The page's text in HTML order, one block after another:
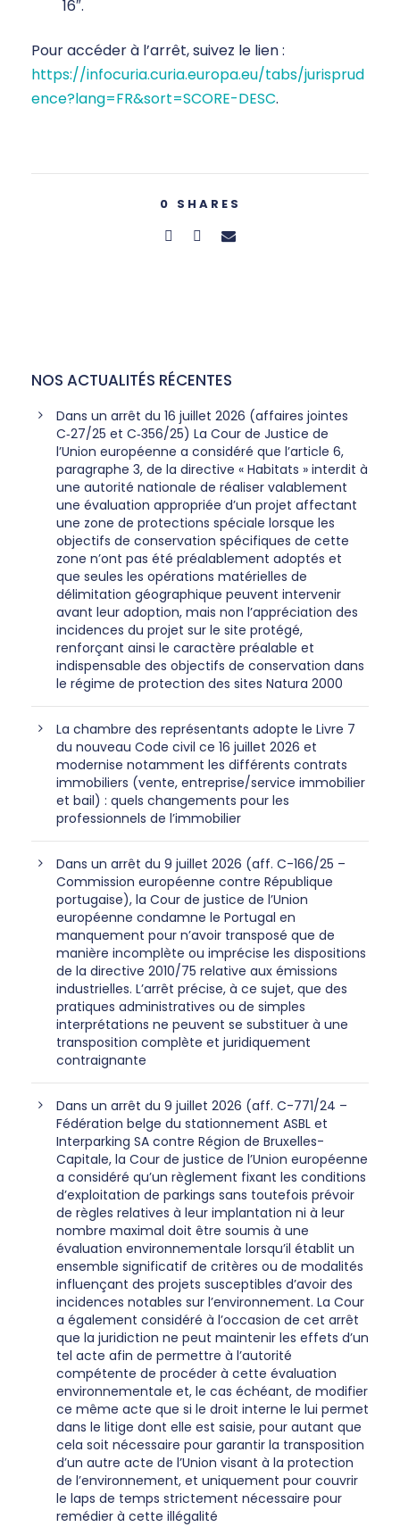
16″.
Pour accéder à l’arrêt, suivez le lien :
https://infocuria.curia.europa.eu/tabs/jurisprud
ence?lang=FR&sort=SCORE-DESC.
0 SHARES
NOS ACTUALITÉS RÉCENTES
Dans un arrêt du 16 juillet 2026 (affaires jointes
C‑27/25 et C‑356/25) La Cour de Justice de
l’Union européenne a considéré que l’article 6,
paragraphe 3, de la directive « Habitats » interdit à
une autorité nationale de réaliser valablement
une évaluation appropriée d’un projet affectant
une zone de protections spéciale lorsque les
objectifs de conservation spécifiques de cette
zone n’ont pas été préalablement adoptés et
que seules les opérations matérielles de
délimitation géographique peuvent intervenir
avant leur adoption, mais non l’appréciation des
incidences du projet sur le site protégé,
renforçant ainsi le caractère préalable et
indispensable des objectifs de conservation dans
le régime de protection des sites Natura 2000
La chambre des représentants adopte le Livre 7
du nouveau Code civil ce 16 juillet 2026 et
modernise notamment les différents contrats
immobiliers (vente, entreprise/service immobilier
et bail) : quels changements pour les
professionnels de l’immobilier
Dans un arrêt du 9 juillet 2026 (aff. C-166/25 –
Commission européenne contre République
portugaise), la Cour de justice de l’Union
européenne condamne le Portugal en
manquement pour n’avoir transposé que de
manière incomplète ou imprécise les dispositions
de la directive 2010/75 relative aux émissions
industrielles. L’arrêt précise, à ce sujet, que des
pratiques administratives ou de simples
interprétations ne peuvent se substituer à une
transposition complète et juridiquement
contraignante
Dans un arrêt du 9 juillet 2026 (aff. C-771/24 –
Fédération belge du stationnement ASBL et
Interparking SA contre Région de Bruxelles-
Capitale, la Cour de justice de l’Union européenne
a considéré qu’un règlement fixant les conditions
d’exploitation de parkings sans toutefois prévoir
de règles relatives à leur implantation ni à leur
nombre maximal doit être soumis à une
évaluation environnementale lorsqu’il établit un
ensemble significatif de critères ou de modalités
influençant des projets susceptibles d’avoir des
incidences notables sur l’environnement. La Cour
a également considéré à l’occasion de cet arrêt
que la juridiction ne peut maintenir les effets d’un
tel acte afin de permettre à l’autorité
compétente de procéder à cette évaluation
environnementale et, le cas échéant, de modifier
ce même acte que si le droit interne le lui permet
dans le litige dont elle est saisie, pour autant que
cela soit nécessaire pour garantir la transposition
d’un autre acte de l’Union visant à la protection
de l’environnement, et uniquement pour couvrir
le laps de temps strictement nécessaire pour
remédier à cette illégalité